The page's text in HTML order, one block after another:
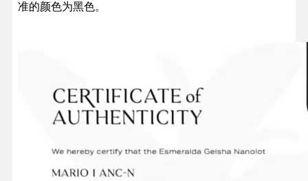
准的颜色为黑色。